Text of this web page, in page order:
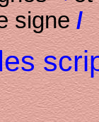
signe/